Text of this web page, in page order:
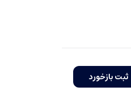
ثبت بازخورد